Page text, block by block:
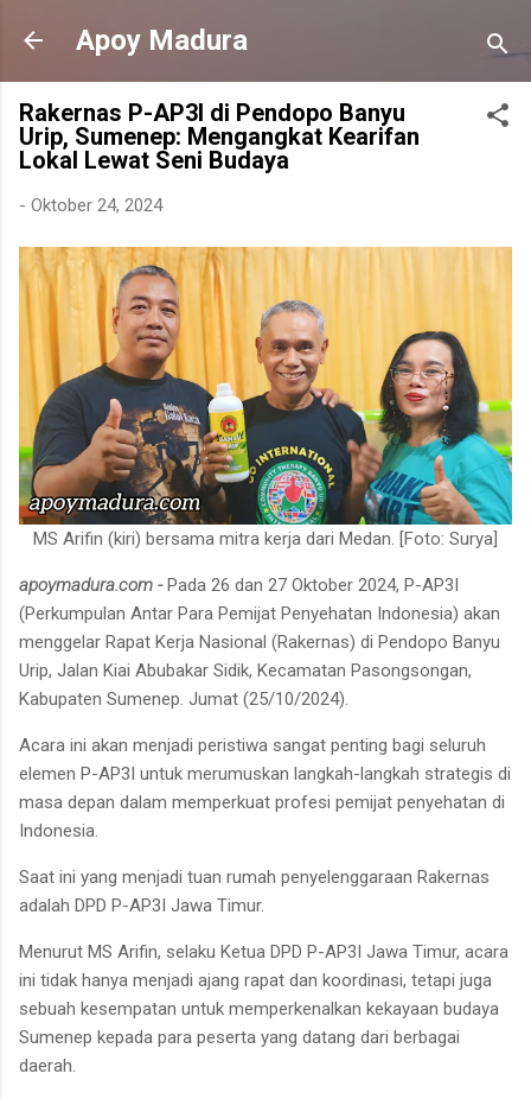
Langsung ke konten utama
Apoy Madura
Rakernas P-AP3I di Pendopo Banyu
Urip, Sumenep: Mengangkat Kearifan
Lokal Lewat Seni Budaya
- Oktober 24, 2024
MS Arifin (kiri) bersama mitra kerja dari Medan. [Foto: Surya]
apoymadura.com -Pada 26 dan 27 Oktober 2024, P-AP3I
(Perkumpulan Antar Para Pemijat Penyehatan Indonesia) akan
menggelar Rapat Kerja Nasional (Rakernas) di Pendopo Banyu
Urip, Jalan Kiai Abubakar Sidik, Kecamatan Pasongsongan,
Kabupaten Sumenep. Jumat (25/10/2024).
Acara ini akan menjadi peristiwa sangat penting bagi seluruh
elemen P-AP3I untuk merumuskan langkah-langkah strategis di
masa depan dalam memperkuat profesi pemijat penyehatan di
Indonesia.
Saat ini yang menjadi tuan rumah penyelenggaraan Rakernas
adalah DPD P-AP3I Jawa Timur.
Menurut MS Arifin, selaku Ketua DPD P-AP3I Jawa Timur, acara
ini tidak hanya menjadi ajang rapat dan koordinasi, tetapi juga
sebuah kesempatan untuk memperkenalkan kekayaan budaya
Sumenep kepada para peserta yang datang dari berbagai
daerah.